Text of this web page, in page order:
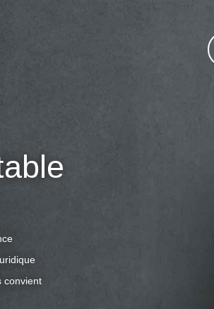
convient